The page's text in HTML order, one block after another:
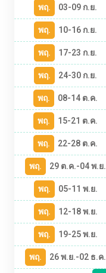
พฤ.
03-09 ก.ย.
พฤ.
10-16 ก.ย.
พฤ.
17-23 ก.ย.
พฤ.
24-30 ก.ย.
พฤ.
08-14 ต.ค.
พฤ.
15-21 ต.ค.
พฤ.
22-28 ต.ค.
พฤ.
29 ต.ค.-04 พ.ย.
พฤ.
05-11 พ.ย.
พฤ.
12-18 พ.ย.
พฤ.
19-25 พ.ย.
พฤ.
26 พ.ย.-02 ธ.ค.